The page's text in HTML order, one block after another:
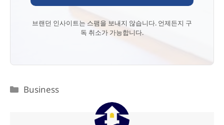
브랜던 인사이트는 스팸을 보내지 않습니다. 언제든지 구
독 취소가 가능합니다.
카
Business